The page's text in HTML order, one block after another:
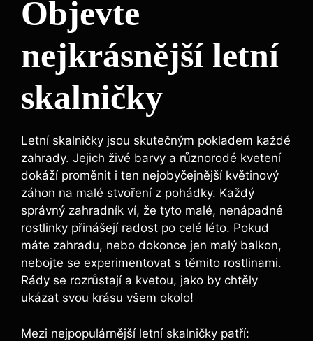
Objevte
nejkrásnější letní
skalničky
Letní skalničky jsou skutečným pokladem každé
zahrady. Jejich živé barvy a různorodé kvetení
dokáží proměnit i ten nejobyčejnější květinový
záhon na malé stvoření z pohádky. Každý
správný zahradník ví, že tyto malé, nenápadné
rostlinky přinášejí radost po celé léto. Pokud
máte zahradu, nebo dokonce jen malý balkon,
nebojte se experimentovat s těmito rostlinami.
Rády se rozrůstají a kvetou, jako by chtěly
ukázat svou krásu všem okolo!
Mezi nejpopulárnější letní skalničky patří: